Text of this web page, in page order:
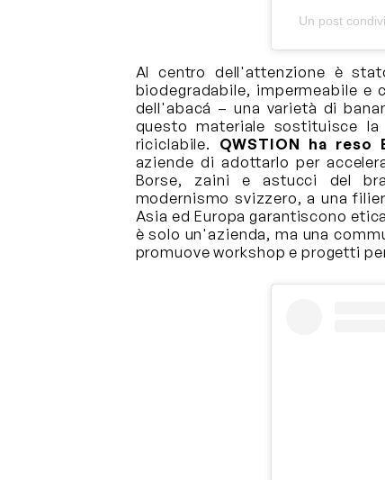
Un post
Al centro dell'attenzione è
biodegradabile, impermeabile
dell'abacá – una varietà di
questo materiale sostituisce
riciclabile. QWSTION ha reso
aziende di adottarlo per
Borse, zaini e astucci del
modernismo svizzero, a una
Asia ed Europa garantiscono
è solo un'azienda, ma una
promuove workshop e progetti